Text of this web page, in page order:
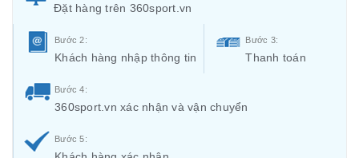
Đặt hàng trên 360sport.vn
Bước 2:
Khách hàng nhập thông tin
Bước 3:
Thanh toán
Bước 4:
360sport.vn xác nhận và vận chuyển
Bước 5: